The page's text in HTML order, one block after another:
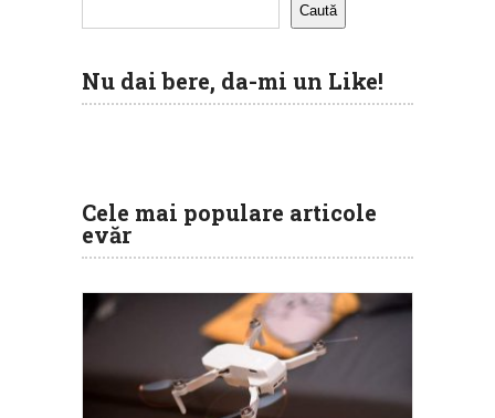
Caută
Nu dai bere, da-mi un Like!
Cele mai populare articole
evăr